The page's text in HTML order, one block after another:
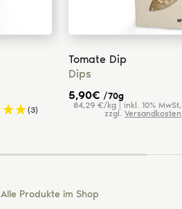
(3)
Tomate Dip
Dips
5,90€ /70g
84,29 €/kg | inkl. 10% MwSt,
zzgl. Versandkosten
Alle Produkte im Shop